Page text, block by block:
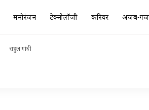
मनोरंजन टेक्नोलॉजी करियर अजब-
राहुल गांधी